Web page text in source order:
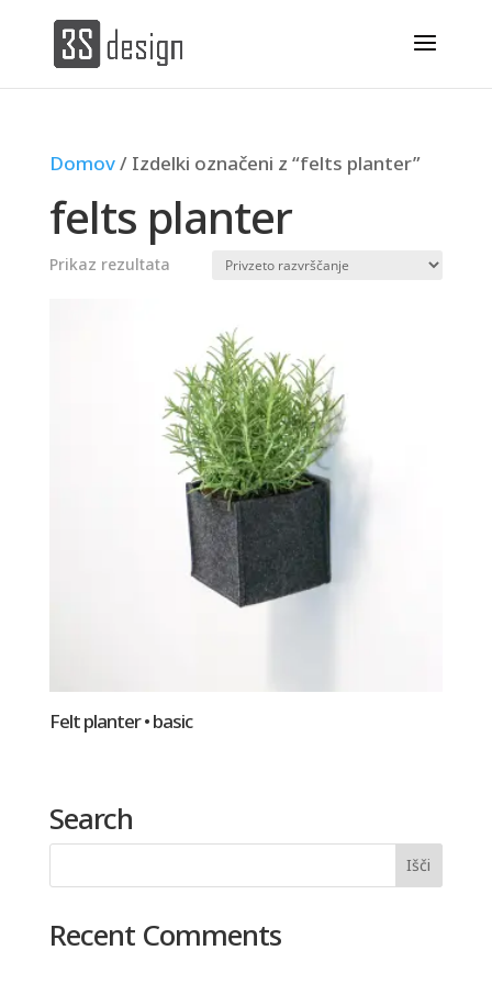
Domov/ Izdelki označeni z “felts planter”
felts planter
Prikaz rezultata
Felt planter • basic
Search
Recent Comments